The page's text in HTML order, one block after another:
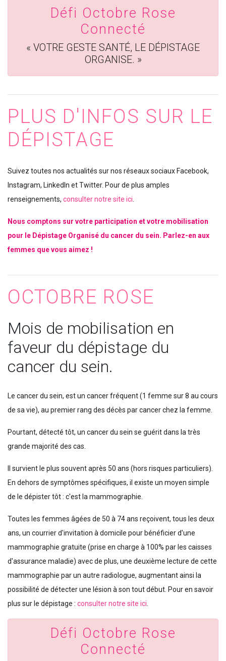
Défi Octobre Rose
Connecté
« VOTRE GESTE SANTÉ, LE DÉPISTAGE
ORGANISE. »
PLUS D'INFOS SUR LE
DÉPISTAGE
Suivez toutes nos actualités sur nos réseaux sociaux Facebook,
Instagram, LinkedIn et Twitter. Pour de plus amples
renseignements, consulter notre site ici.
Nous comptons sur votre participation et votre mobilisation
pour le Dépistage Organisé du cancer du sein. Parlez-en aux
femmes que vous aimez !
OCTOBRE ROSE
Mois de mobilisation en
faveur du dépistage du
cancer du sein.
Le cancer du sein, est un cancer fréquent (1 femme sur 8 au cours
de sa vie), au premier rang des décès par cancer chez la femme.
Pourtant, détecté tôt, un cancer du sein se guérit dans la très
grande majorité des cas.
Il survient le plus souvent après 50 ans (hors risques particuliers).
En dehors de symptômes spécifiques, il existe un moyen simple
de le dépister tôt : c'est la mammographie.
Toutes les femmes âgées de 50 à 74 ans reçoivent, tous les deux
ans, un courrier d'invitation à domicile pour bénéficier d'une
mammographie gratuite (prise en charge à 100% par les caisses
d'assurance maladie) avec de plus, une deuxième lecture de cette
mammographie par un autre radiologue, augmentant ainsi la
possibilité de détecter une lésion à son tout début. Pour en savoir
plus sur le dépistage : consulter notre site ici.
Défi Octobre Rose
Connecté